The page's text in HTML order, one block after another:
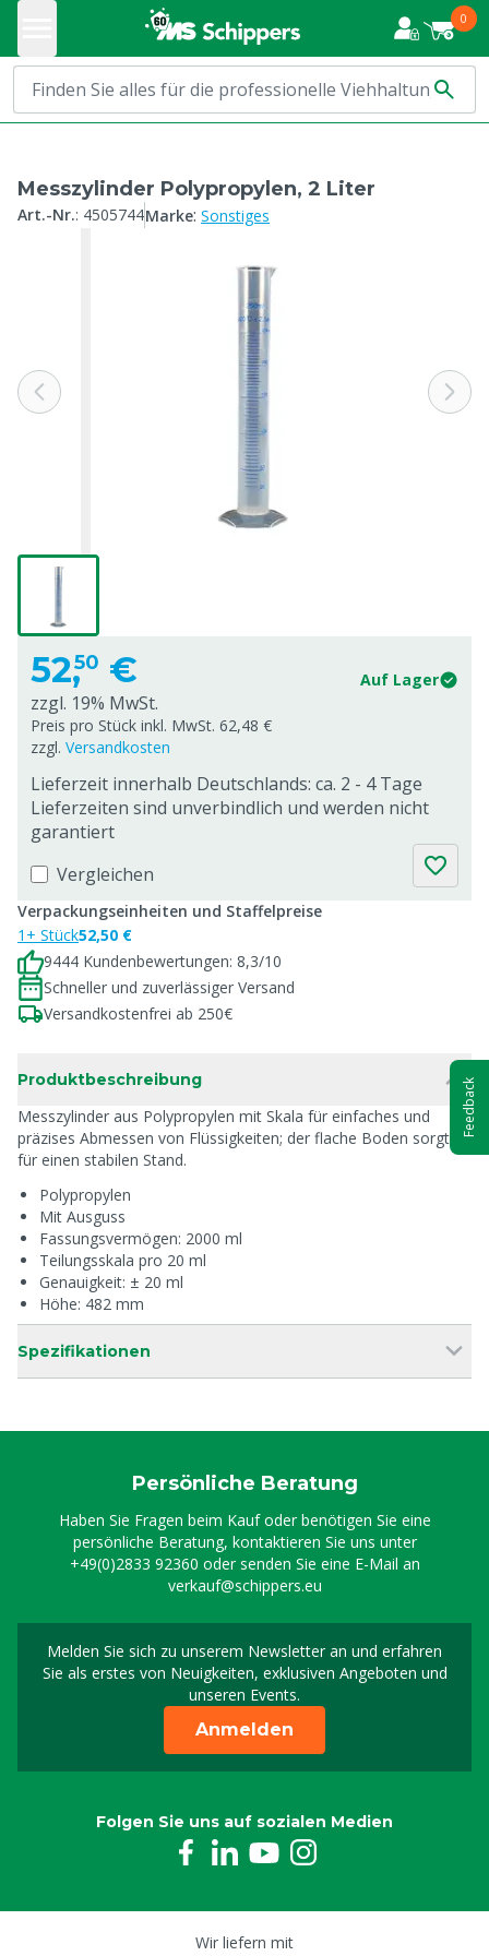
0
Messzylinder Polypropylen, 2 Liter
Art.-Nr.: 4505744Marke: Sonstiges
52,50 € Auf Lager
zzgl. 19% MwSt.
Preis pro Stück inkl. MwSt. 62,48 €
zzgl. Versandkosten
Lieferzeit innerhalb Deutschlands: ca. 2 - 4 Tage
Lieferzeiten sind unverbindlich und werden nicht
garantiert
Vergleichen
Verpackungseinheiten und Staffelpreise
1+ Stück52,50 €
9444 Kundenbewertungen: 8,3/10
Schneller und zuverlässiger Versand
Versandkostenfrei ab 250€
Produktbeschreibung
Messzylinder aus Polypropylen mit Skala für einfaches und
präzises Abmessen von Flüssigkeiten; der flache Boden sorgt
für einen stabilen Stand.
Polypropylen
Mit Ausguss
Fassungsvermögen: 2000 ml
Teilungsskala pro 20 ml
Genauigkeit: ± 20 ml
Höhe: 482 mm
Spezifikationen
Persönliche Beratung
Haben Sie Fragen beim Kauf oder benötigen Sie eine
persönliche Beratung, kontaktieren Sie uns unter
+49(0)2833 92360 oder senden Sie eine E-Mail an
verkauf@schippers.eu
Melden Sie sich zu unserem Newsletter an und erfahren
Sie als erstes von Neuigkeiten, exklusiven Angeboten und
unseren Events.
Melden Sie sich für
Anmelden
Folgen Sie uns auf sozialen Medien
Wir liefern mit
Feedback